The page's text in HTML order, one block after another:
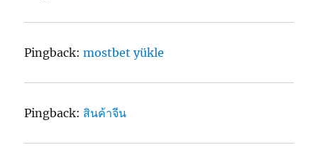
Pingback:mostbet yükle
Pingback: สินค้าจีน